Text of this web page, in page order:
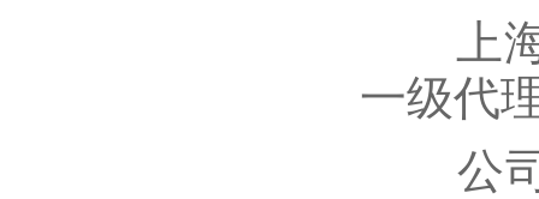
上海
一级代
公司